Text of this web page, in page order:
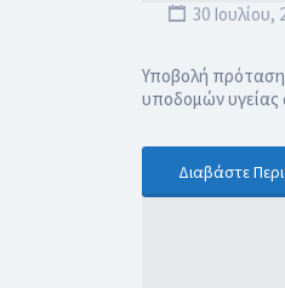
30 Ιουλίου,
Υποβολή
υποδομών υγείας
Διαβάστε